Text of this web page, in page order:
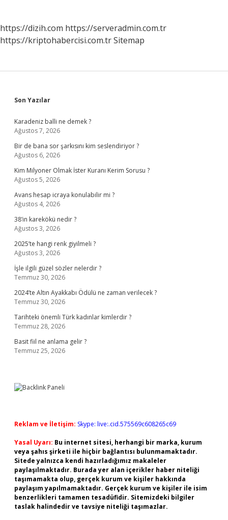
https://dizih.com https://serveradmin.com.tr
https://kriptohabercisi.com.trSitemap
Sidebar
Son Yazılar
Karadeniz balli ne demek ?
Ağustos 7, 2026
Bir de bana sor şarkısını kim seslendiriyor ?
Ağustos 6, 2026
Kim Milyoner Olmak İster Kuranı Kerim Sorusu ?
Ağustos 5, 2026
Avans hesap icraya konulabilir mi ?
Ağustos 4, 2026
38’in karekökü nedir ?
Ağustos 3, 2026
2025’te hangi renk giyilmeli ?
Ağustos 3, 2026
İşle ilgili güzel sözler nelerdir ?
Temmuz 30, 2026
2024’te Altın Ayakkabı Ödülü ne zaman verilecek ?
Temmuz 30, 2026
Tarihteki önemli Türk kadınlar kimlerdir ?
Temmuz 28, 2026
Basit fiil ne anlama gelir ?
Temmuz 25, 2026
Reklam ve İletişim: Skype: live:.cid.575569c608265c69
Yasal Uyarı: Bu internet sitesi, herhangi bir marka, kurum
veya şahıs şirketi ile hiçbir bağlantısı bulunmamaktadır.
Sitede yalnızca kendi hazırladığımız makaleler
paylaşılmaktadır. Burada yer alan içerikler haber niteliği
taşımamakta olup, gerçek kurum ve kişiler hakkında
paylaşım yapılmamaktadır. Gerçek kurum ve kişiler ile isim
benzerlikleri tamamen tesadüfidir. Sitemizdeki bilgiler
taslak halindedir ve tavsiye niteliği taşımazlar.